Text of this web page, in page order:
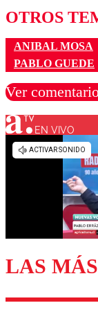
OTROS
ANIBAL MOSA
PABLO GUEDE
Ver
Los
EN VIVO
LAS